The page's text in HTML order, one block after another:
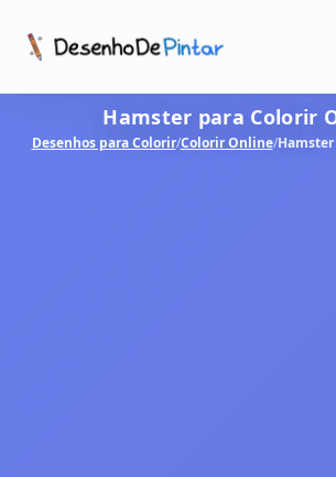
Coletâneas de Desenhos - PDF
Hamster para Colorir
Desenhos para Colorir/Colorir Online/